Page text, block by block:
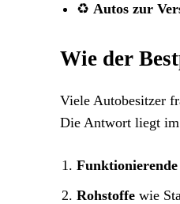
♻️ Autos zur
Wie der
Viele Autobesitzer
Die Antwort liegt im
Funktionierende
Rohstoffe wie